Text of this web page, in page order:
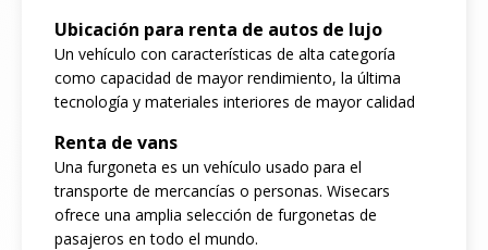
Ubicación para renta de autos de lujo
Un vehículo con características de alta categoría
como capacidad de mayor rendimiento, la última
tecnología y materiales interiores de mayor calidad
Renta de vans
Una furgoneta es un vehículo usado para el
transporte de mercancías o personas. Wisecars
ofrece una amplia selección de furgonetas de
pasajeros en todo el mundo.